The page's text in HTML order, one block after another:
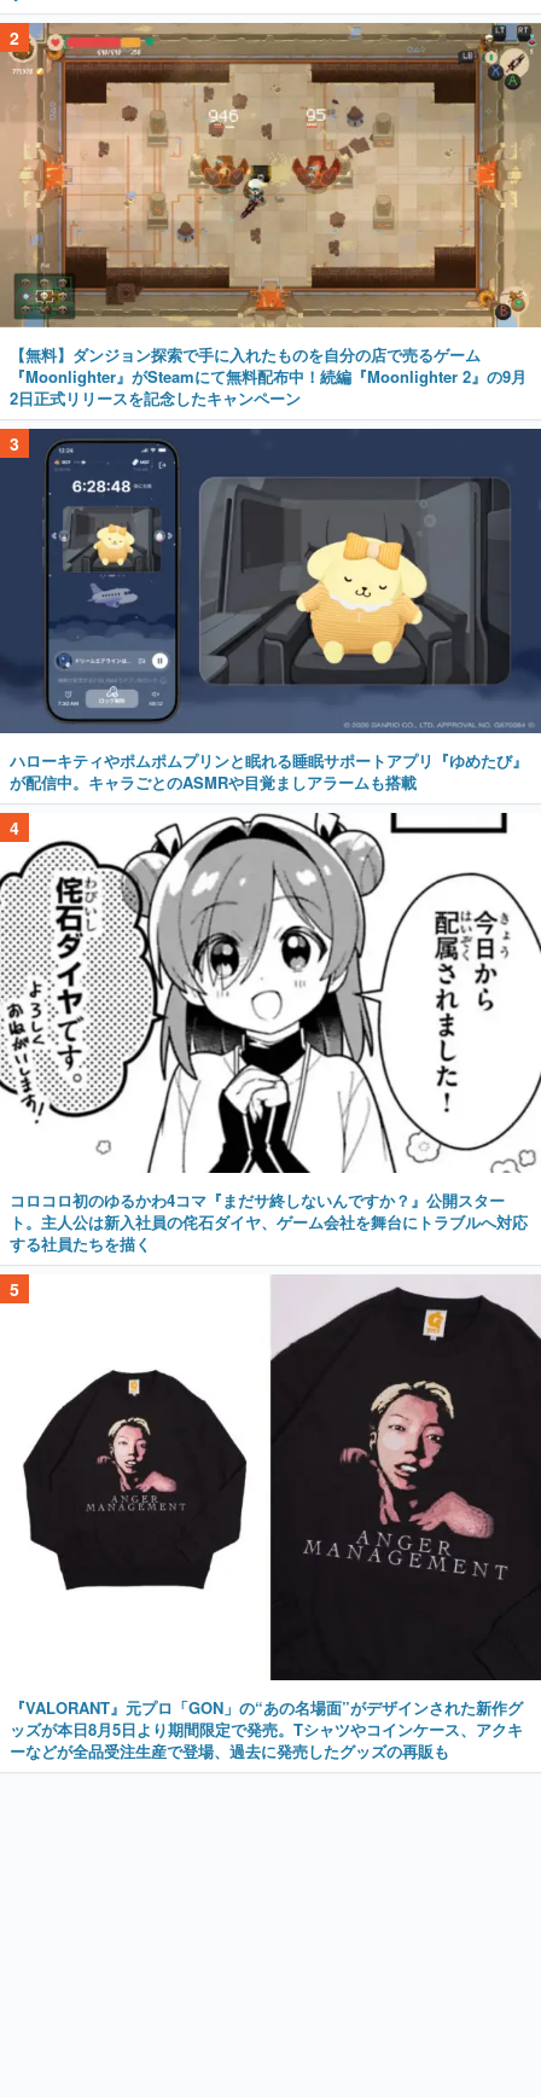
2
【無料】ダンジョン探索で手に入れたものを自分の店で売るゲーム
『Moonlighter』がSteamにて無料配布中！続編『Moonlighter 2』の9月
2日正式リリースを記念したキャンペーン
3
ハローキティやポムポムプリンと眠れる睡眠サポートアプリ『ゆめたび』
が配信中。キャラごとのASMRや目覚ましアラームも搭載
4
コロコロ初のゆるかわ4コマ『まだサ終しないんですか？』公開スター
ト。主人公は新入社員の侘石ダイヤ、ゲーム会社を舞台にトラブルへ対応
する社員たちを描く
5
『VALORANT』元プロ「GON」の“あの名場面”がデザインされた新作グ
ッズが本日8月5日より期間限定で発売。Tシャツやコインケース、アクキ
ーなどが全品受注生産で登場、過去に発売したグッズの再販も